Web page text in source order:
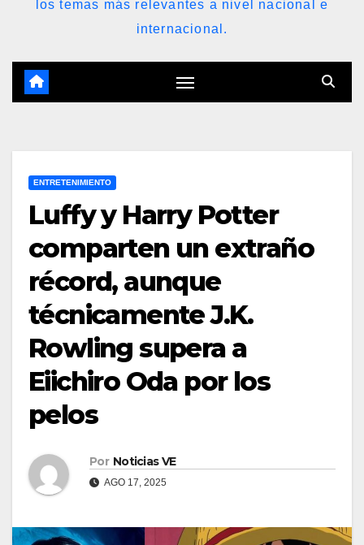
los temas más relevantes a nivel nacional e
internacional.
ENTRETENIMIENTO
Luffy y Harry Potter
comparten un extraño
récord, aunque
técnicamente J.K.
Rowling supera a
Eiichiro Oda por los
pelos
Por Noticias VE
AGO 17, 2025